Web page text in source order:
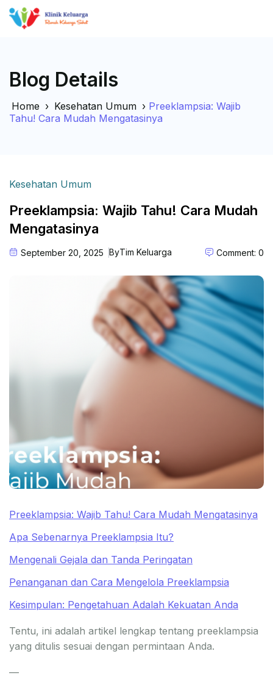
Blog Details
Home › Kesehatan Umum › Preeklampsia: Wajib
Tahu! Cara Mudah Mengatasinya
Kesehatan Umum
Preeklampsia: Wajib Tahu! Cara Mudah
Mengatasinya
September 20, 2025 ByTim Keluarga Comment: 0
Preeklampsia: Wajib Tahu! Cara Mudah Mengatasinya
Apa Sebenarnya Preeklampsia Itu?
Mengenali Gejala dan Tanda Peringatan
Penanganan dan Cara Mengelola Preeklampsia
Kesimpulan: Pengetahuan Adalah Kekuatan Anda
Tentu, ini adalah artikel lengkap tentang preeklampsia
yang ditulis sesuai dengan permintaan Anda.
—